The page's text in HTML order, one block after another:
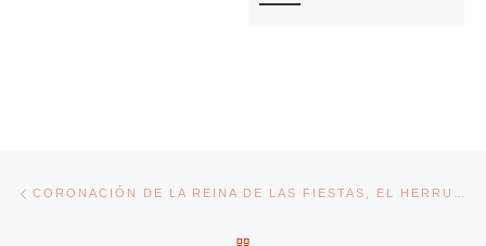
Navegación de entradas